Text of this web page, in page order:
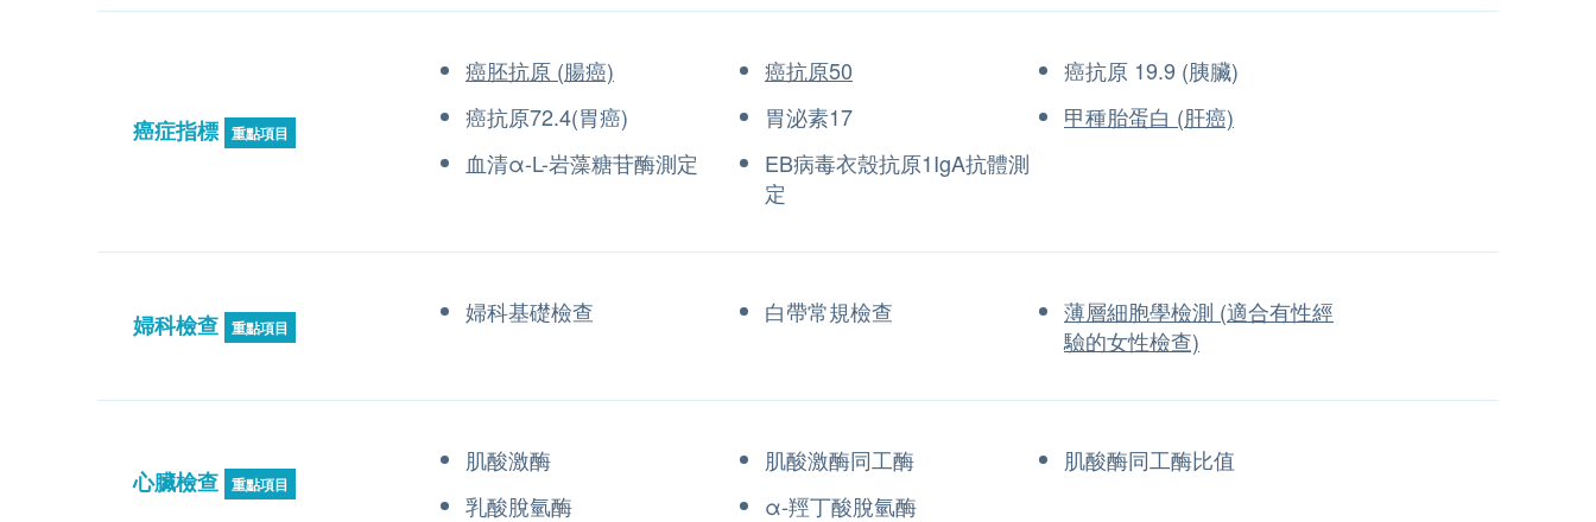
癌症指標 重點項目
癌胚抗原 (腸癌) 癌抗原50
癌抗原 19.9 (胰臟)
癌抗原72.4(胃癌)
胃泌素17
甲種胎蛋白 (肝癌)
血清α-L-岩藻糖苷酶測定
EB病毒衣殼抗原1IgA抗體測
定
婦科檢查 重點項目
婦科基礎檢查 白帶常規檢查
薄層細胞學檢測 (適合有性經
驗的女性檢查)
心臟檢查 重點項目
肌酸激酶 肌酸激酶同工酶
肌酸酶同工酶比值
乳酸脫氫酶
α-羥丁酸脫氫酶